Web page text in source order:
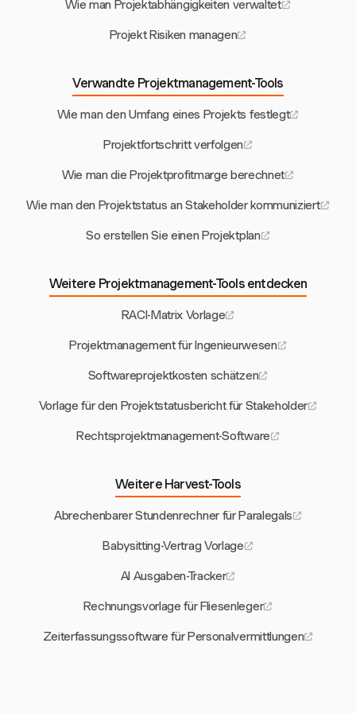
Wie man Projektabhängigkeiten verwaltet
Projekt Risiken managen
Verwandte Projektmanagement-Tools
Wie man den Umfang eines Projekts festlegt
Projektfortschritt verfolgen
Wie man die Projektprofitmarge berechnet
Wie man den Projektstatus an Stakeholder kommuniziert
So erstellen Sie einen Projektplan
Weitere Projektmanagement-Tools entdecken
RACI-Matrix Vorlage
Projektmanagement für Ingenieurwesen
Softwareprojektkosten schätzen
Vorlage für den Projektstatusbericht für Stakeholder
Rechtsprojektmanagement-Software
Weitere Harvest-Tools
Abrechenbarer Stundenrechner für Paralegals
Babysitting-Vertrag Vorlage
AI Ausgaben-Tracker
Rechnungsvorlage für Fliesenleger
Zeiterfassungssoftware für Personalvermittlungen